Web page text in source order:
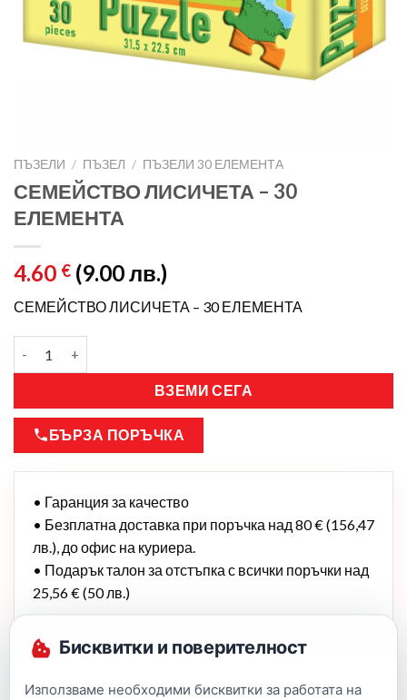
ПЪЗЕЛИ / ПЪЗЕЛ / ПЪЗЕЛИ 30 ЕЛЕМЕНТА
СЕМЕЙСТВО ЛИСИЧЕТА – 30
ЕЛЕМЕНТА
4.60 € (9.00 лв.)
СЕМЕЙСТВО ЛИСИЧЕТА – 30 ЕЛЕМЕНТА
ВЗЕМИ СЕГА
БЪРЗА ПОРЪЧКА
• Гаранция за качество
• Безплатна доставка при поръчка над 80 € (156,47
лв.), до офис на куриера.
• Подарък талон за отстъпка с всички поръчки над
25,56 € (50 лв.)
Бисквитки и поверителност
Използваме необходими бисквитки за работата на